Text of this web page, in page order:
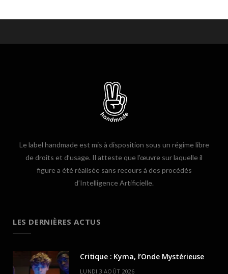
Le label handmade est mis à disposition sous un régime libre
de droits et d’usage. Il atteste que l’œuvre sur laquelle il
figure a été réalisée sans recours à des procédés
d’Intelligence Artificielle.
LES DERNIÈRES ACTUS
Critique : Kyma, l’Onde Mystérieuse
LUNDI 3 AOÛT 2026